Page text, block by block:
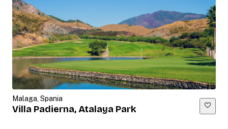
Malaga, Spania
Villa Padierna, Atalaya Park